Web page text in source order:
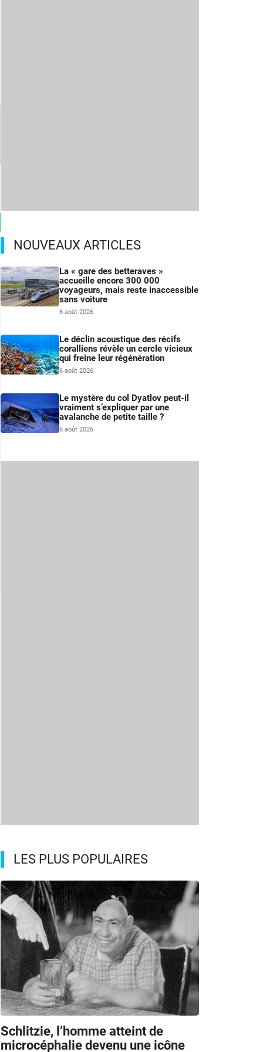
NOUVEAUX ARTICLES
La « gare des betteraves »
accueille encore 300 000
voyageurs, mais reste inaccessible
sans voiture
6 août 2026
Le déclin acoustique des récifs
coralliens révèle un cercle vicieux
qui freine leur régénération
6 août 2026
Le mystère du col Dyatlov peut-il
vraiment s’expliquer par une
avalanche de petite taille ?
6 août 2026
LES PLUS POPULAIRES
Schlitzie, l’homme atteint de
microcéphalie devenu une icône